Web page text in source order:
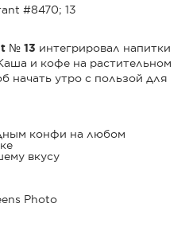
№ 13 интегрировал напитки
и кофе на растительном
начать утро с пользой для
конфи на любом
вкусу